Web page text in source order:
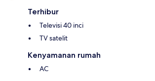
Terhibur
Televisi 40 inci
TV satelit
Kenyamanan rumah
AC